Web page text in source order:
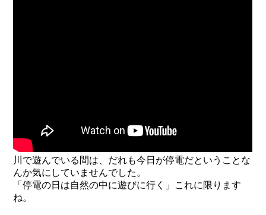
川で遊んでいる間は、だれも今日が停電だということな
んか気にしていませんでした。
「停電の日は自然の中に遊びに行く」これに限ります
ね。